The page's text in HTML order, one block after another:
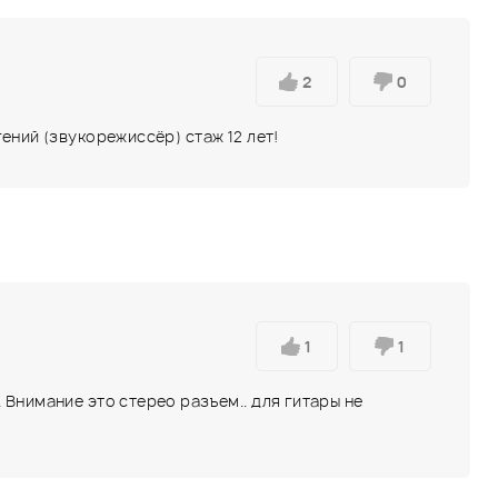
2 0
(звукорежиссёр) стаж 12 лет!
1 1
это стерео разъем.. для гитары не